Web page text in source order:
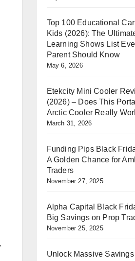
Top 100 Educational
Kids (2026): The
Learning Shows List
Parent Should Know
May 6, 2026
Etekcity Mini Cooler
(2026) – Does This
Arctic Cooler Really
March 31, 2026
Funding Pips Black
A Golden Chance for
Traders
November 27, 2025
Alpha Capital Black
Big Savings on Prop
November 25, 2025
Unlock Massive